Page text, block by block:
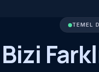
TEMEL
Bizi